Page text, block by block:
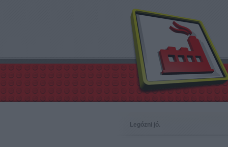
Legózni jó.